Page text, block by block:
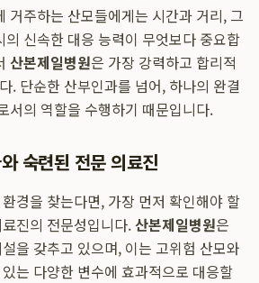
거주하는 산모들에게는 시간과 거리, 그
의 신속한 대응 능력이 무엇보다 중요합
산본제일병원은 가장 강력하고 합리적
. 단순한 산부인과를 넘어, 하나의 완결
서의 역할을 수행하기 때문입니다.
숙련된 전문 의료진
환경을 찾는다면, 가장 먼저 확인해야 할
진의 전문성입니다. 산본제일병원은
을 갖추고 있으며, 이는 고위험 산모와
는 다양한 변수에 효과적으로 대응할